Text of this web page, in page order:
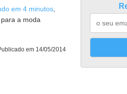
em 4 minutos
a moda
em 14/05/2014